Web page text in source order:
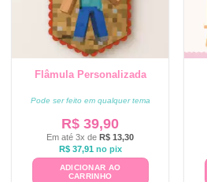
Flâmula Personalizada
Pode ser feito em qualquer tema
R$ 39,90
Em até 3x de R$ 13,30
R$37,91 no pix
ADICIONAR AO
CARRINHO